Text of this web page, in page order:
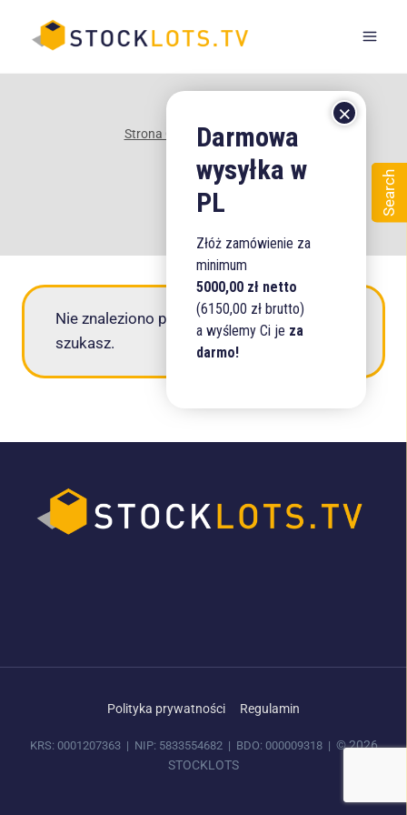
Strona Główna /Sklep/440
440
Nie znaleziono produktów, których
szukasz.
Polityka prywatności Regulamin
KRS: 0001207363 | NIP: 5833554682 | BDO: 000009318 | © 2026
STOCKLOTS
Złóż zamówienie za
minimum
5000,00 zł netto
(6150,00 zł brutto)
a wyślemy Ci je za
darmo!
Search